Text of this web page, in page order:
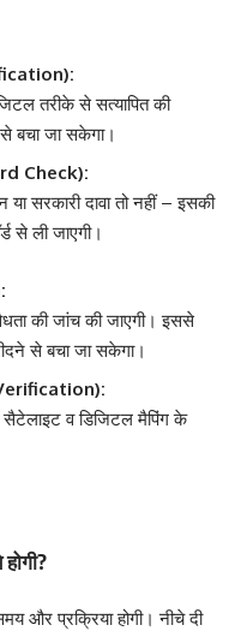
तरीके से सत्यापित की
बचा जा सकेगा।
Check):
सरकारी दावा तो नहीं – इसकी
से ली जाएगी।
की जांच की जाएगी। इससे
से बचा जा सकेगा।
व डिजिटल मैपिंग के
और प्रक्रिया होगी। नीचे दी